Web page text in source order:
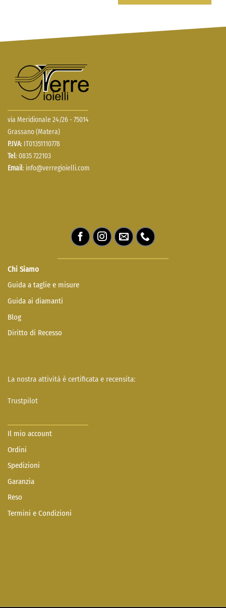
via Meridionale 24/26 - 75014
Grassano (Matera)
P.IVA: IT01351110778
Tel: 0835 722103
Email: info@verregioielli.com
Chi Siamo
Guida a taglie e misure
Guida ai diamanti
Blog
Diritto di Recesso
La nostra attività è certificata e recensita:
Trustpilot
Il mio account
Ordini
Spedizioni
Garanzia
Reso
Termini e Condizioni